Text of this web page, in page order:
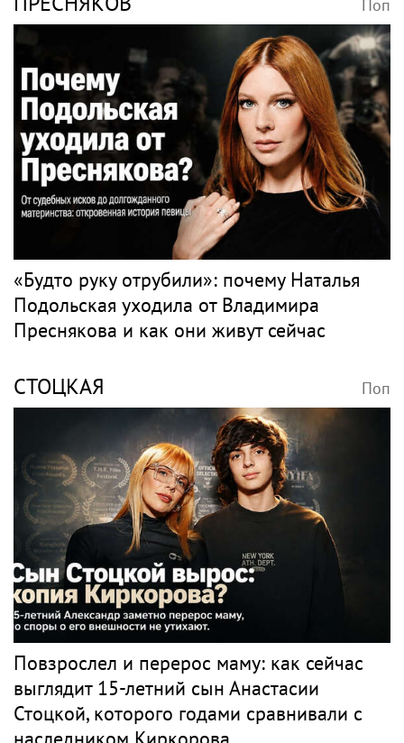
Poisk-music.ru
22-летний спутник
Жанны Агузаровой
опроверг роман с
певицей
«Коммерсантъ»:
Wildberries готовится
запустить собственный
мессенджер
Волочкова: Дима Билан
проявил неуважение к
концерте в Москве
Александр Ревва
высказался о разводе
Михаила Галустяна с
супругой
Rss.plus
Поп
Весь поп
ПРЕСНЯКОВ